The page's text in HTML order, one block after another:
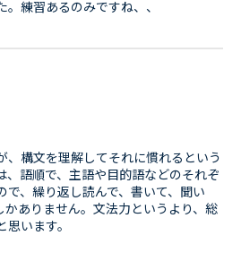
練習あるのみですね、、
構文を理解してそれに慣れるという
、語順で、主語や目的語などのそれぞ
で、繰り返し読んで、書いて、聞い
かありません。文法力というより、総
います。